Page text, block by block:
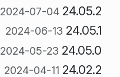
24.05.2
2024-07-04
24.05.1
2024-06-13
24.05.0
2024-05-23
24.02.2
2024-04-11